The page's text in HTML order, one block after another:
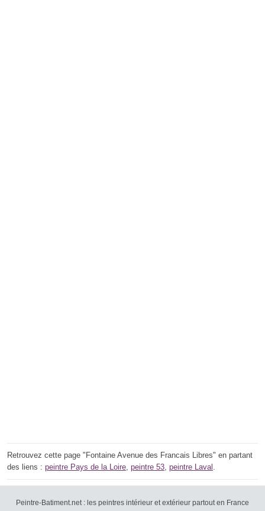
Retrouvez cette page "Fontaine Avenue des Francais Libres" en partant
des liens : peintre Pays de la Loire peintre 53 peintre Laval
Peintre-Batiment.net : les peintres intérieur et extérieur partout en France